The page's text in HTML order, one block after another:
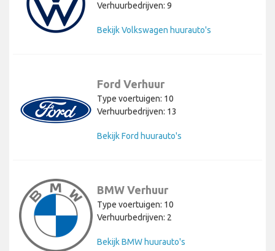
Verhuurbedrijven: 9
Bekijk Volkswagen huurauto's
Ford Verhuur
Type voertuigen: 10
Verhuurbedrijven: 13
Bekijk Ford huurauto's
BMW Verhuur
Type voertuigen: 10
Verhuurbedrijven: 2
Bekijk BMW huurauto's